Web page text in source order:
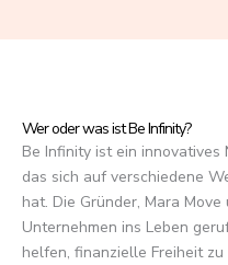
5
Wer oder was ist Be Infinity?
Be Infinity ist ein
das sich auf verschiedene
hat. Die Gründer, Mara
Unternehmen ins Leben
helfen, finanzielle Freiheit